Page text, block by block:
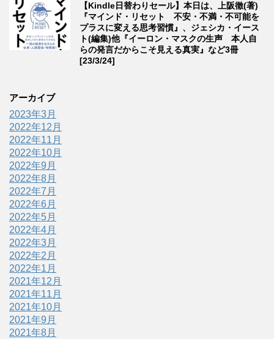
【Kindle日替わりセール】本日は、上阪徹(著)
『マインド・リセット 不安・不満・不可能を
プラスに変える思考習慣』、ジェシカ・イース
ト(編集)他『イーロン・マスクの生声 本人自
らの発言だからこそ見える真実』など3冊
[23/3/24]
アーカイブ
2023年3月
2022年12月
2022年11月
2022年10月
2022年9月
2022年8月
2022年7月
2022年6月
2022年5月
2022年4月
2022年3月
2022年2月
2022年1月
2021年12月
2021年11月
2021年10月
2021年9月
2021年8月